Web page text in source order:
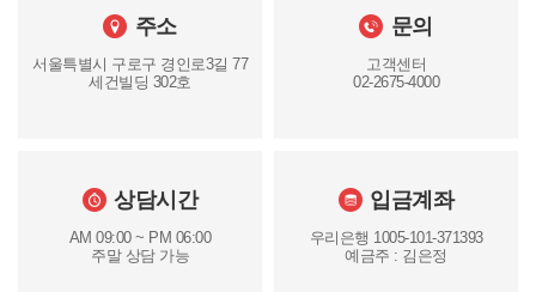
주소
서울특별시 구로구 경인로3길 77
세건빌딩 302호
문의
고객센터
02-2675-4000
상담시간
AM 09:00 ~ PM 06:00
주말 상담 가능
입금계좌
우리은행 1005-101-371393
예금주 : 김은정